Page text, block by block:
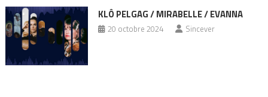
KLÔ PELGAG / MIRABELLE / EVANNA
20 octobre 2024 Sincever